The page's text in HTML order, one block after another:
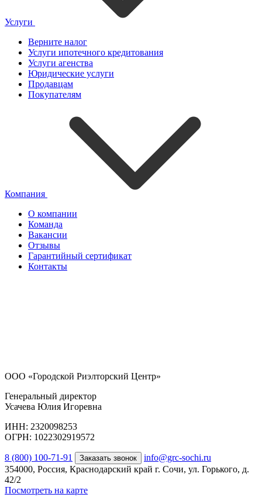
Услуги
Верните налог
Услуги ипотечного кредитования
Услуги агенства
Юридические услуги
Продавцам
Покупателям
Компания
О компании
Команда
Вакансии
Отзывы
Гарантийный сертификат
Контакты
ООО «Городской Риэлторский Центр»
Генеральный директор
Усачева Юлия Игоревна
ИНН: 2320098253
ОГРН: 1022302919572
8 (800) 100-71-91 Заказать звонок
info@grc-sochi.ru
354000, Россия, Краснодарский край г. Сочи, ул. Горького, д.
42/2
Посмотреть на карте